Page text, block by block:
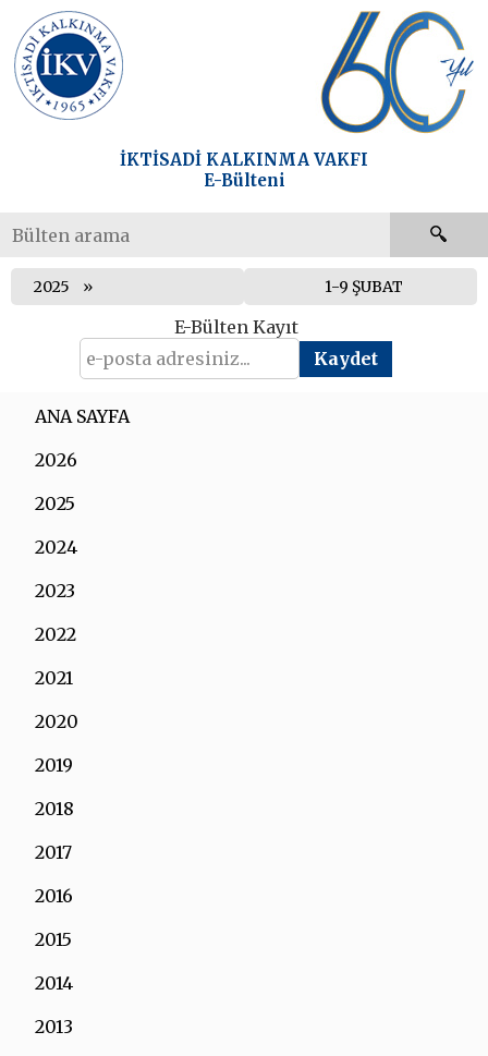
İKTİSADİ KALKINMA VAKFI
E-Bülteni
2025 1-9 ŞUBAT
E-Bülten Kayıt
ANA SAYFA
2026
2025
2024
2023
2022
2021
2020
2019
2018
2017
2016
2015
2014
2013